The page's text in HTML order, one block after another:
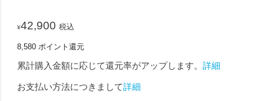
¥42,900 税込
8,580 ポイント還元
累計購入金額に応じて還元率がアップします。詳細
お支払い方法につきまして詳細